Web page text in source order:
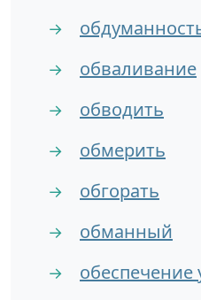
→
→ обваливание
→ обводить
→ обмерить
→ обгорать
→ обманный
→ обеспечение